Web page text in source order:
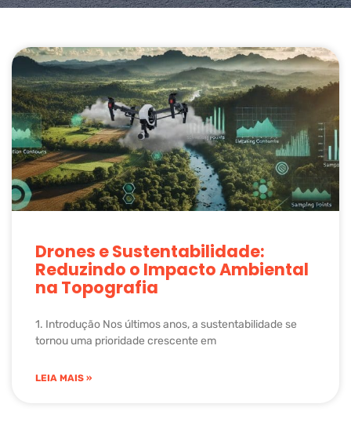
Drones e Sustentabilidade:
Reduzindo o Impacto Ambiental
na Topografia
1. Introdução Nos últimos anos, a sustentabilidade se
tornou uma prioridade crescente em
LEIA MAIS »